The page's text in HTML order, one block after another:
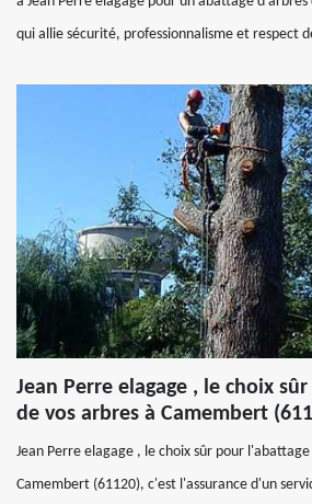
qui allie sécurité, professionnalisme et respect
Jean Perre elagage , le choix
de vos arbres à Camembert
Jean Perre elagage , le choix sûr pour l'abattage
Camembert (61120), c'est l'assurance d'un